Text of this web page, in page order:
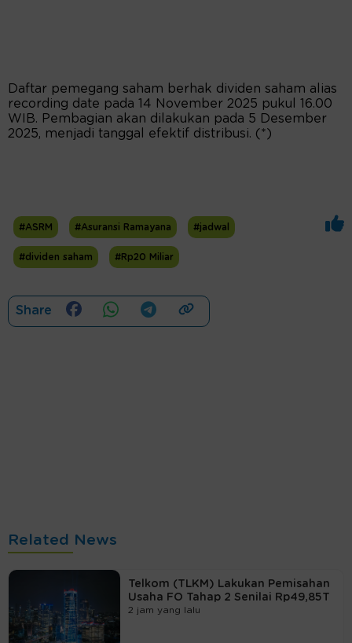
Daftar pemegang saham berhak dividen saham alias
recording date pada 14 November 2025 pukul 16.00
WIB. Pembagian akan dilakukan pada 5 Desember
2025, menjadi tanggal efektif distribusi. (*)
#ASRM #Asuransi Ramayana #jadwal
#dividen saham #Rp20 Miliar
Share
Related News
Telkom (TLKM) Lakukan Pemisahan
Usaha FO Tahap 2 Senilai Rp49,85T
2 jam yang lalu